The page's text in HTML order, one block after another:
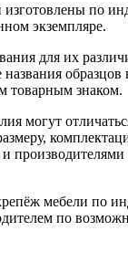
изготовлены по
экземпляре.
для их
названия образцов
товарным знаком.
могут
мебели по
по